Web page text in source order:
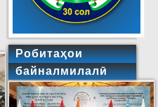
Робитаҳои
байналмилалӣ